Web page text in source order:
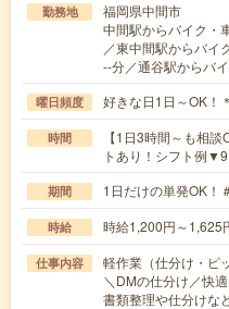
勤務地
福岡県中間市
中間駅からバイク・
／東中間駅からバイ
--分／通谷駅からバ
曜日頻度 好きな日1日～OK！
時間
【1日3時間～も相
トあり！シフト例
期間 1日だけの単発OK
時給 時給1,200円～1,625
仕事内容
軽作業（仕分け・ピ
＼DMの仕分け／快
書類整理や仕分けな